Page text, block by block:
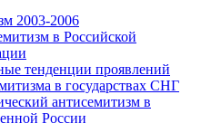
2003-2006
в Российской
тенденции проявлений
в государствах СНГ
антисемитизм в
России